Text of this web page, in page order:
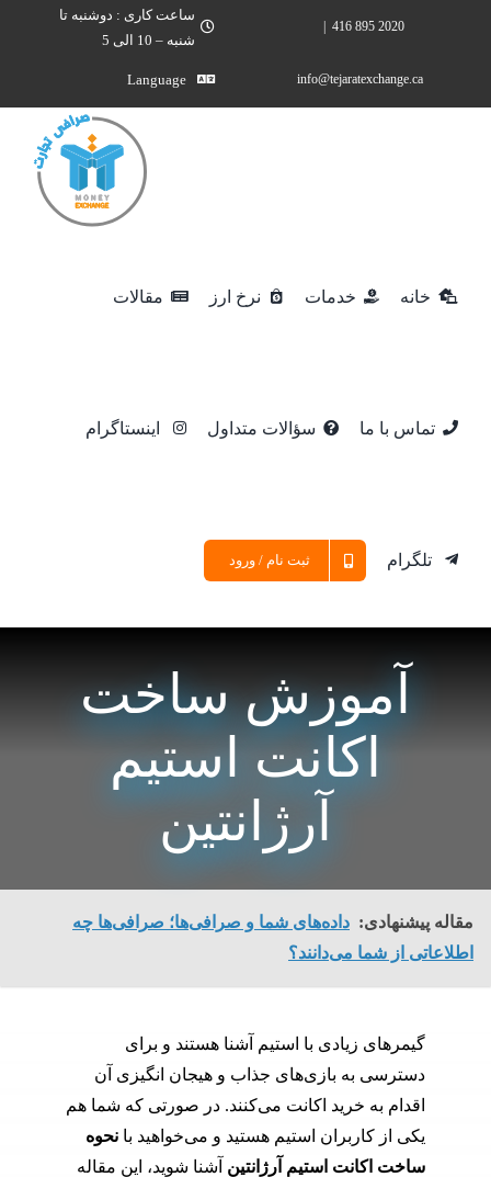
2020 895 416
info@tejaratexchange.ca
ساعت کاری : دوشنبه تا
شنبه – 10 الی 5
Language
خانه خدمات نرخ ارز مقالات
تماس با ما سؤالات متداول اینستاگرام
تلگرام ثبت نام / ورود
آموزش ساخت
اکانت استیم
آرژانتین
مقاله پیشنهادی: داده‌های شما و صرافی‌ها؛ صرافی‌ها چه
اطلاعاتی از شما می‌دانند؟
گیمرهای زیادی با استیم آشنا هستند و برای
دسترسی به بازی‌‌های جذاب و هیجان انگیزی آن
اقدام به خرید اکانت می‌کنند. در صورتی که شما هم
یکی از کاربران استیم هستید و می‌خواهید با نحوه
ساخت اکانت استیم آرژانتین آشنا شوید، این مقاله